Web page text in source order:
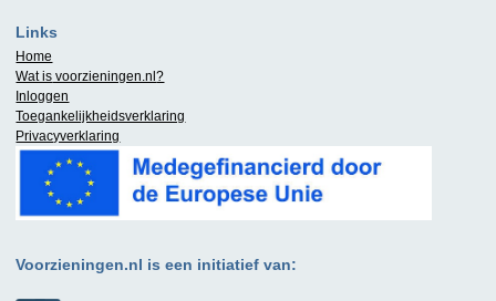
Links
Home
Wat is voorzieningen.nl?
Inloggen
Toegankelijkheidsverklaring
Privacyverklaring
Voorzieningen.nl is een initiatief van: